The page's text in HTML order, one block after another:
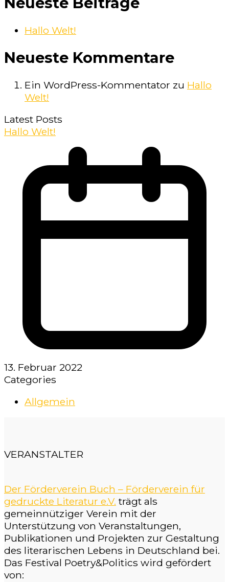
Hallo Welt!
Neueste Kommentare
Ein WordPress-Kommentator zu Hallo
Welt!
Latest Posts
Hallo Welt!
13. Februar 2022
Categories
Allgemein
VERANSTALTER
Der Förderverein Buch – Förderverein für
gedruckte Literatur e.V. trägt als
gemeinnütziger Verein mit der
Unterstützung von Veranstaltungen,
Publikationen und Projekten zur Gestaltung
des literarischen Lebens in Deutschland bei.
Das Festival Poetry&Politics wird gefördert
von: